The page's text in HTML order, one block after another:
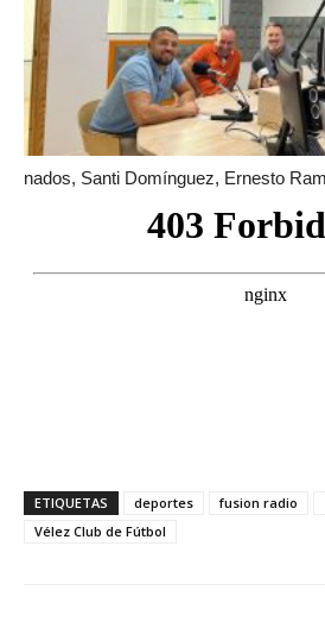
nados, Santi Domínguez, Ernesto
ETIQUETAS deportes fusion radio
Vélez Club de Fútbol